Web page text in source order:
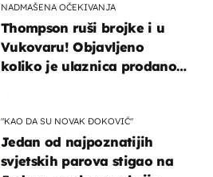
NADMAŠENA OČEKIVANJA
Thompson ruši brojke i u
Vukovaru! Objavljeno
koliko je ulaznica prodano
"KAO DA SU NOVAK ĐOKOVIĆ"
Jedan od najpoznatijih
svjetskih parova stigao na